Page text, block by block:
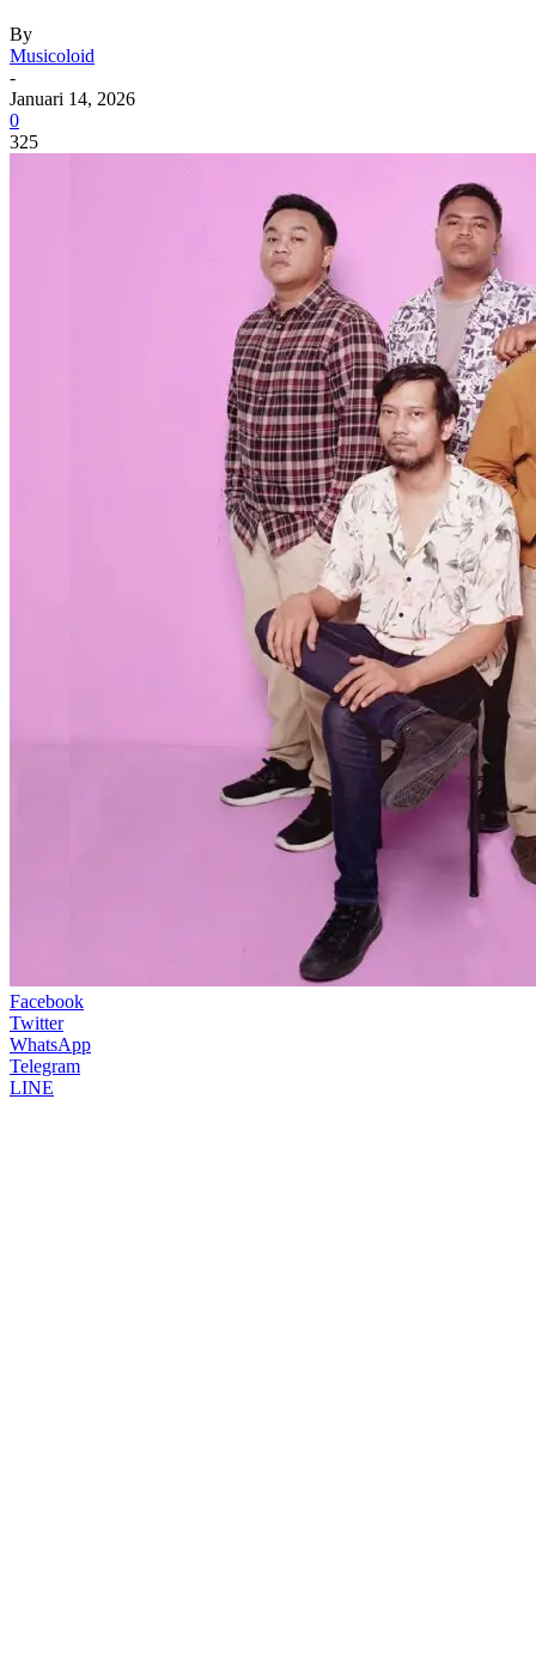
By
Musicoloid
-
Januari 14, 2026
0
325
Facebook
Twitter
WhatsApp
Telegram
LINE